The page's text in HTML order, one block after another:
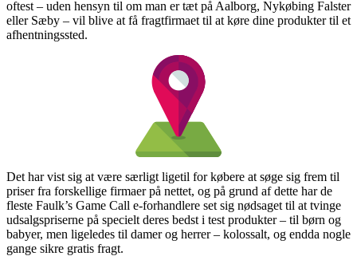
oftest – uden hensyn til om man er tæt på Aalborg, Nykøbing Falster
eller Sæby – vil blive at få fragtfirmaet til at køre dine produkter til et
afhentningssted.
Det har vist sig at være særligt ligetil for købere at søge sig frem til
priser fra forskellige firmaer på nettet, og på grund af dette har de
fleste Faulk’s Game Call e-forhandlere set sig nødsaget til at tvinge
udsalgspriserne på specielt deres bedst i test produkter – til børn og
babyer, men ligeledes til damer og herrer – kolossalt, og endda nogle
gange sikre gratis fragt.